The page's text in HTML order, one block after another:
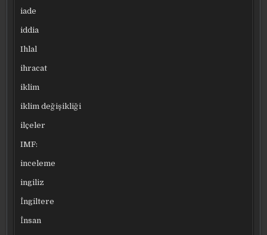
iade
iddia
Ihlal
ihracat
iklim
iklim değişikliği
ilçeler
IMF:
inceleme
ingiliz
İngiltere
İnsan